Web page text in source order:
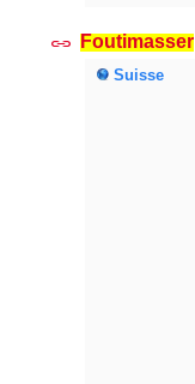
Foutimasser
Suisse